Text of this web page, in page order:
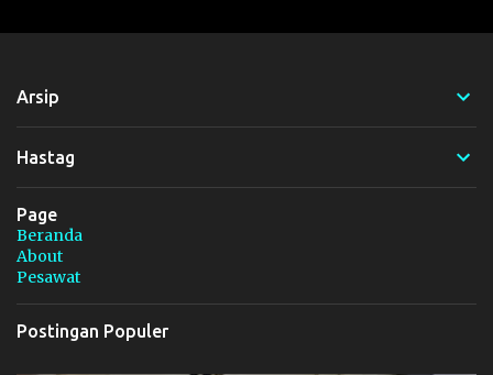
Arsip
Hastag
Page
Beranda
About
Pesawat
Postingan Populer